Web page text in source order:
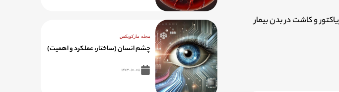
و کاشت در بدن بیمار
مجله مارکوپکس
چشم انسان (ساختار، عملکرد و اهمیت)